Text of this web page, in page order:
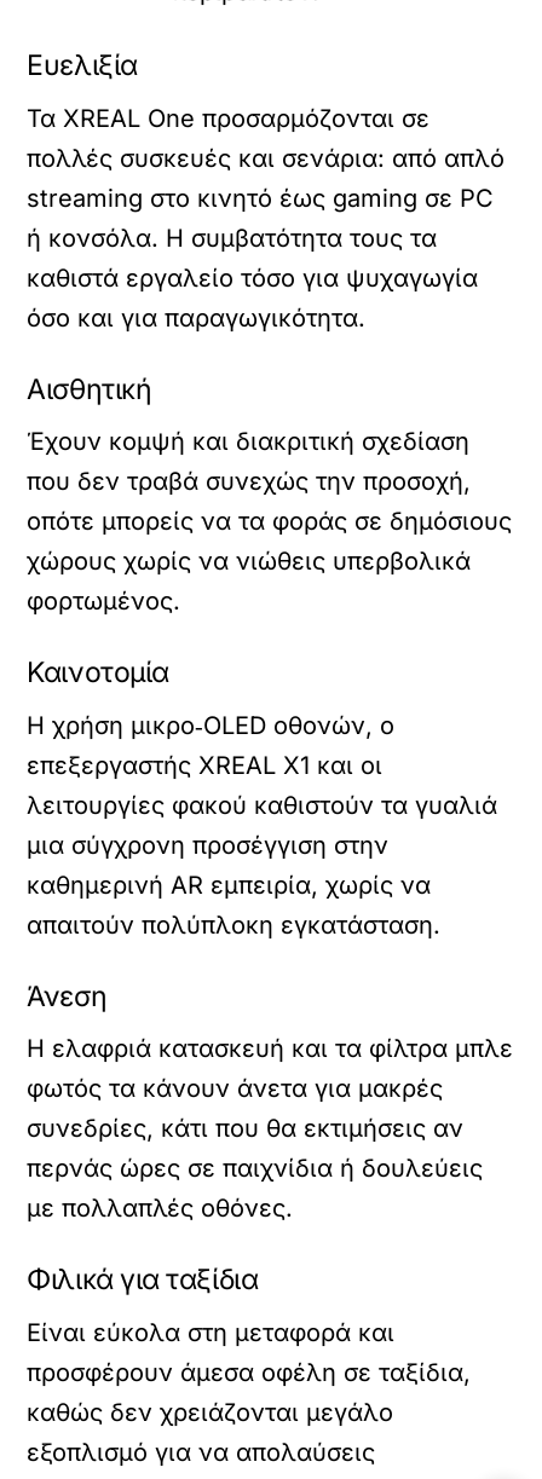
Ευελιξία
Τα XREAL One προσαρμόζονται σε
πολλές συσκευές και σενάρια: από απλό
streaming στο κινητό έως gaming σε PC
ή κονσόλα. Η συμβατότητα τους τα
καθιστά εργαλείο τόσο για ψυχαγωγία
όσο και για παραγωγικότητα.
Αισθητική
Έχουν κομψή και διακριτική σχεδίαση
που δεν τραβά συνεχώς την προσοχή,
οπότε μπορείς να τα φοράς σε δημόσιους
χώρους χωρίς να νιώθεις υπερβολικά
φορτωμένος.
Καινοτομία
Η χρήση μικρο‑OLED οθονών, ο
επεξεργαστής XREAL X1 και οι
λειτουργίες φακού καθιστούν τα γυαλιά
μια σύγχρονη προσέγγιση στην
καθημερινή AR εμπειρία, χωρίς να
απαιτούν πολύπλοκη εγκατάσταση.
Άνεση
Η ελαφριά κατασκευή και τα φίλτρα μπλε
φωτός τα κάνουν άνετα για μακρές
συνεδρίες, κάτι που θα εκτιμήσεις αν
περνάς ώρες σε παιχνίδια ή δουλεύεις
με πολλαπλές οθόνες.
Φιλικά για ταξίδια
Είναι εύκολα στη μεταφορά και
προσφέρουν άμεσα οφέλη σε ταξίδια,
καθώς δεν χρειάζονται μεγάλο
εξοπλισμό για να απολαύσεις